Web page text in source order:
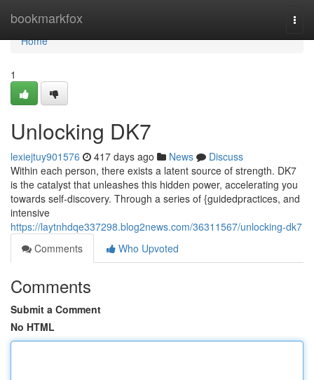
bookmarkfox
Home
Home
1
Unlocking DK7
lexiejtuy901576 417 days ago News
Discuss
Within each person, there exists a latent source of strength. DK7
is the catalyst that unleashes this hidden power, accelerating you
towards self-discovery. Through a series of {guidedpractices, and
intensive
https://laytnhdqe337298.blog2news.com/36311567/unlocking-dk7
Comments
Who Upvoted
Comments
Submit a Comment
No HTML